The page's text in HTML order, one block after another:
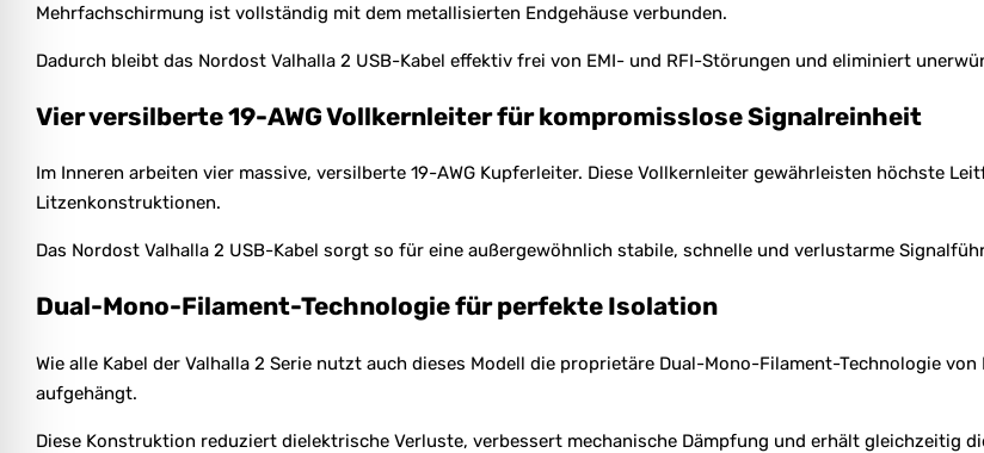
Mehrfachschirmung ist vollständig mit dem metallisierten Endgehäuse verbunden.
Dadurch bleibt das Nordost Valhalla 2 USB-Kabel effektiv frei von EMI- und RFI-Störungen und eliminiert
Vier versilberte 19-AWG Vollkernleiter für kompromisslose Signalreinheit
Im Inneren arbeiten vier massive, versilberte 19-AWG Kupferleiter. Diese Vollkernleiter gewährleisten höchste
Litzenkonstruktionen.
Das Nordost Valhalla 2 USB-Kabel sorgt so für eine außergewöhnlich stabile, schnelle und verlustarme
Dual-Mono-Filament-Technologie für perfekte Isolation
Wie alle Kabel der Valhalla 2 Serie nutzt auch dieses Modell die proprietäre Dual-Mono-Filament-Technologie
aufgehängt.
Diese Konstruktion reduziert dielektrische Verluste, verbessert mechanische Dämpfung und erhält gleichzeitig